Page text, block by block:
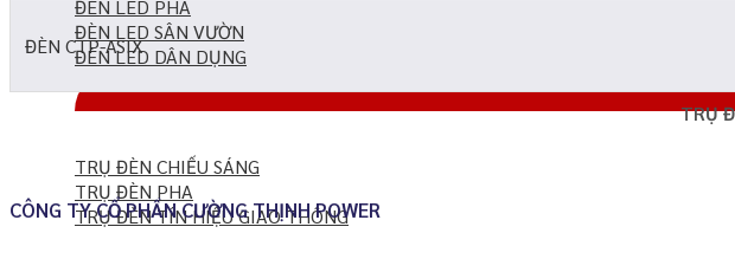
ĐÈN LED PHA
ĐÈN LED SÂN VƯỜN
ĐÈN LED DÂN DỤNG
TRỤ
TRỤ ĐÈN CHIẾU SÁNG
TRỤ ĐÈN PHA
TRỤ ĐÈN TÍN HIỆU GIAO THÔNG
ĐÈN CTP-ASIX
CÔNG TY CỔ PHẦN CƯỜNG THỊNH POWER